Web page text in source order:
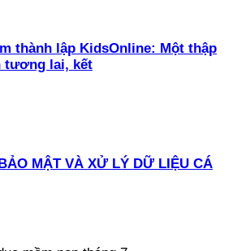
thành lập KidsOnline: Một thập
tương lai, kết
MẬT VÀ XỬ LÝ DỮ LIỆU CÁ